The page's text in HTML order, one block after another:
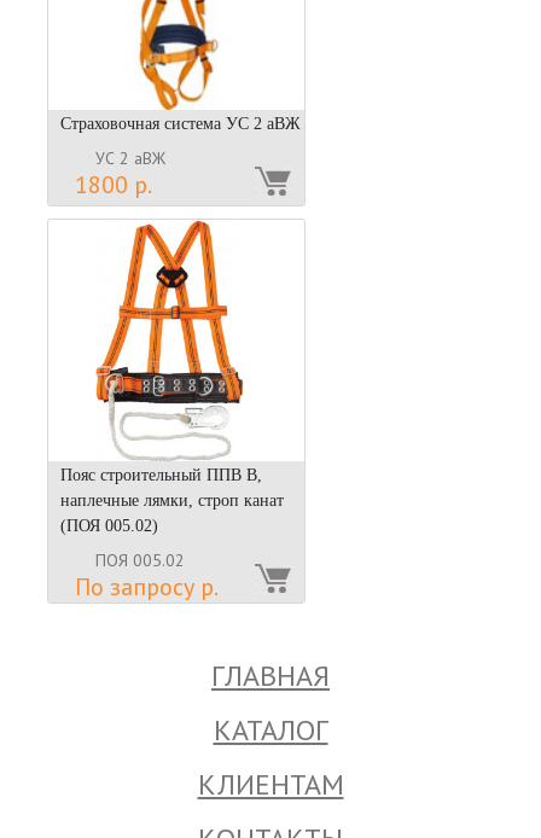
Страховочная система УС 2 аВЖ
УС 2 аВЖ
1800 р.
Пояс строительный ППВ В,
наплечные лямки, строп канат
(ПОЯ 005.02)
ПОЯ 005.02
По запросу р.
ГЛАВНАЯ
КАТАЛОГ
КЛИЕНТАМ